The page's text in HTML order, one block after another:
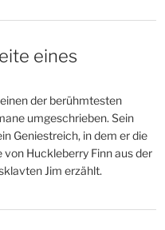
eines
der berühmtesten
umgeschrieben. Sein
Geniestreich, in dem er die
Huckleberry Finn aus der
Jim erzählt.